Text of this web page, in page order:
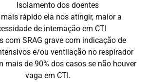
Isolamento dos doentes
rápido ela nos atingir, maior a
de internação em CTI
com SRAG grave com indicação de
e/ou ventilação no respirador
mais de 90% dos casos se não houver
vaga em CTI.